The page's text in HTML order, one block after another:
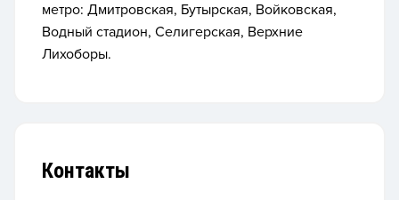
метро: Дмитровская, Бутырская, Войковская,
Водный стадион, Селигерская, Верхние
Лихоборы.
Контакты